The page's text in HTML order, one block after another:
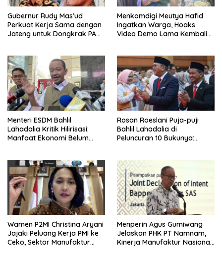
Gubernur Rudy Mas’ud
Perkuat Kerja Sama dengan
Jateng untuk Dongkrak PAD
Menkomdigi Meutya Hafid
Ingatkan Warga, Hoaks
Video Demo Lama Kembali
Menteri ESDM Bahlil
Lahadalia Kritik Hilirisasi:
Manfaat Ekonomi Belum
Rosan Roeslani Puja-puji
Bahlil Lahadalia di
Peluncuran 10 Bukunya:
Wamen P2MI Christina Aryani
Jajaki Peluang Kerja PMI ke
Ceko, Sektor Manufaktur
Menperin Agus Gumiwang
Jelaskan PHK PT Namnam,
Kinerja Manufaktur Nasional